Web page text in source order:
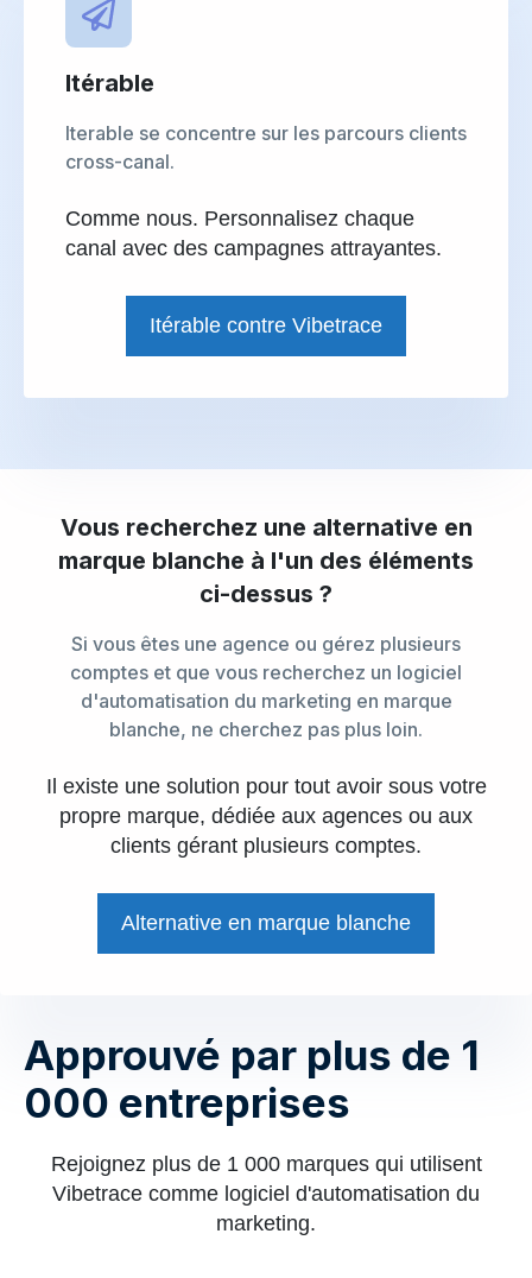
Itérable
Iterable se concentre sur les parcours clients
cross-canal.
Comme nous. Personnalisez chaque
canal avec des campagnes attrayantes.
Itérable contre Vibetrace
Vous recherchez une alternative en
marque blanche à l'un des éléments
ci-dessus ?
Si vous êtes une agence ou gérez plusieurs
comptes et que vous recherchez un logiciel
d'automatisation du marketing en marque
blanche, ne cherchez pas plus loin.
Il existe une solution pour tout avoir sous votre
propre marque, dédiée aux agences ou aux
clients gérant plusieurs comptes.
Alternative en marque blanche
Approuvé par plus de 1
000 entreprises
Rejoignez plus de 1 000 marques qui utilisent
Vibetrace comme logiciel d'automatisation du
marketing.